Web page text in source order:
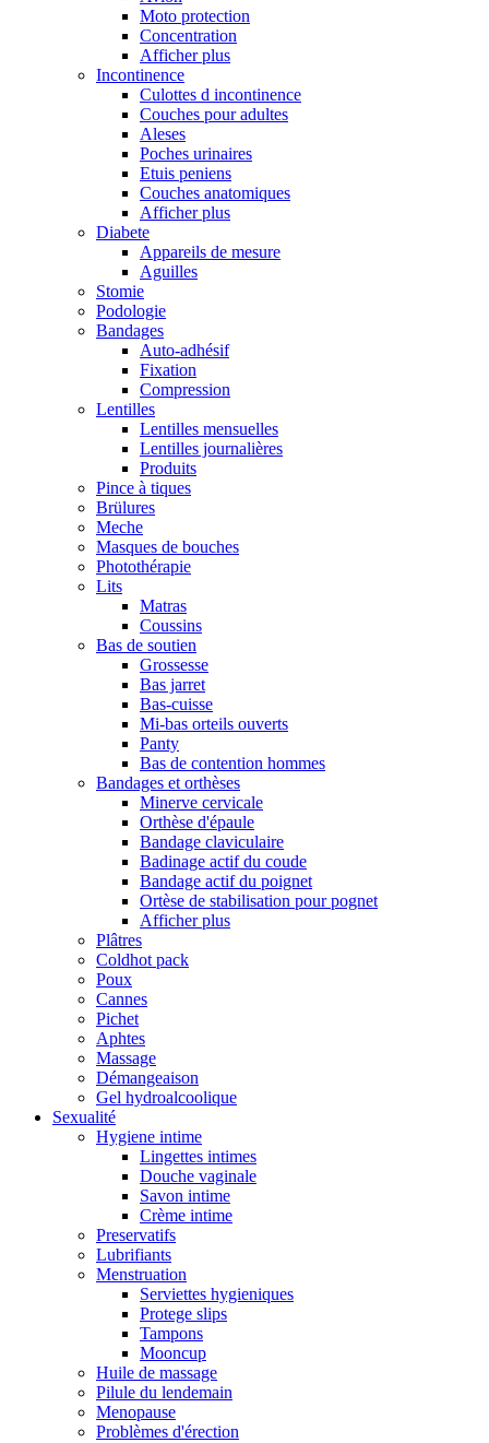
Moto protection
Concentration
Afficher plus
Incontinence
Culottes d incontinence
Couches pour adultes
Aleses
Poches urinaires
Etuis peniens
Couches anatomiques
Afficher plus
Diabete
Appareils de mesure
Aguilles
Stomie
Podologie
Bandages
Auto-adhésif
Fixation
Compression
Lentilles
Lentilles mensuelles
Lentilles journalières
Produits
Pince à tiques
Brülures
Meche
Masques de bouches
Photothérapie
Lits
Matras
Coussins
Bas de soutien
Grossesse
Bas jarret
Bas-cuisse
Mi-bas orteils ouverts
Panty
Bas de contention hommes
Bandages et orthèses
Minerve cervicale
Orthèse d'épaule
Bandage claviculaire
Badinage actif du coude
Bandage actif du poignet
Ortèse de stabilisation pour pognet
Afficher plus
Plâtres
Coldhot pack
Poux
Cannes
Pichet
Aphtes
Massage
Démangeaison
Gel hydroalcoolique
Sexualité
Hygiene intime
Lingettes intimes
Douche vaginale
Savon intime
Crème intime
Preservatifs
Lubrifiants
Menstruation
Serviettes hygieniques
Protege slips
Tampons
Mooncup
Huile de massage
Pilule du lendemain
Menopause
Problèmes d'érection